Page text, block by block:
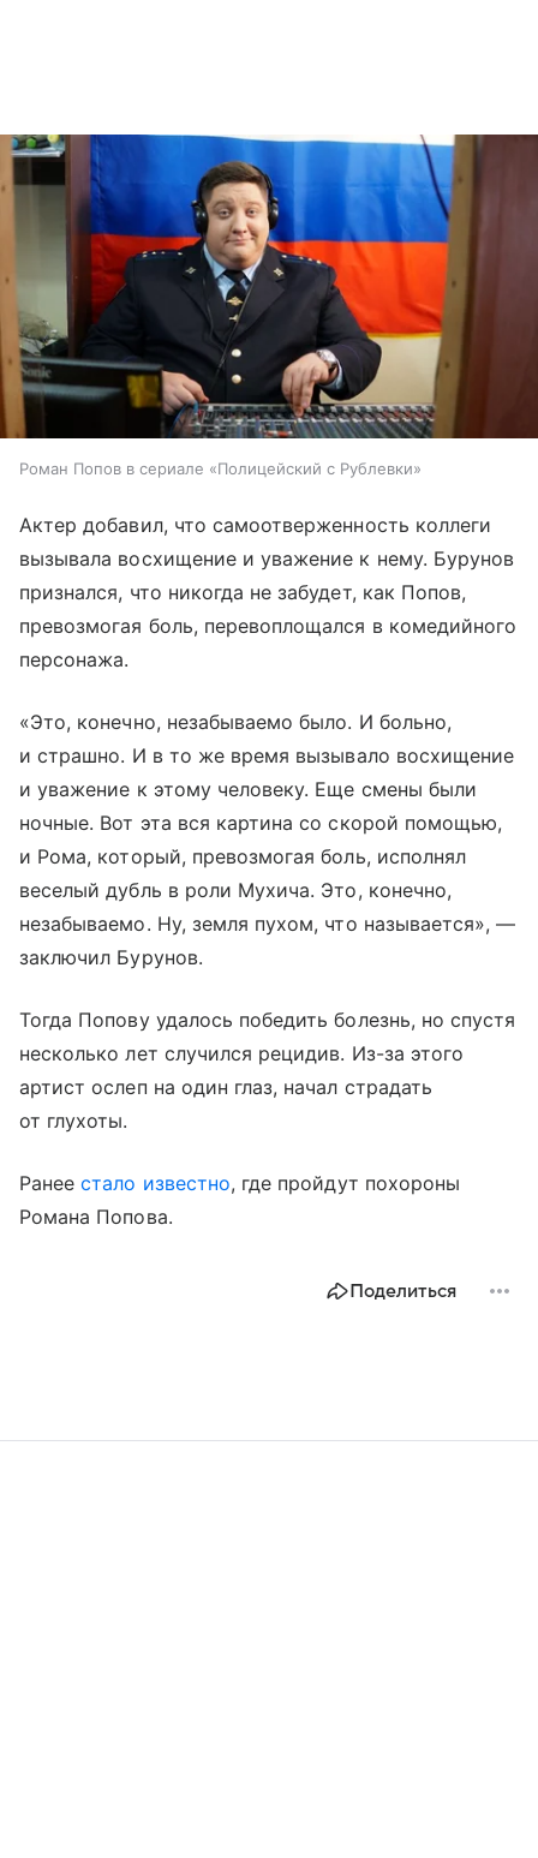
Роман Попов в сериале «Полицейский с Рублевки»
Актер добавил, что самоотверженность коллеги
вызывала восхищение и уважение к нему. Бурунов
признался, что никогда не забудет, как Попов,
превозмогая боль, перевоплощался в комедийного
персонажа.
«Это, конечно, незабываемо было. И больно,
и страшно. И в то же время вызывало восхищение
и уважение к этому человеку. Еще смены были
ночные. Вот эта вся картина со скорой помощью,
и Рома, который, превозмогая боль, исполнял
веселый дубль в роли Мухича. Это, конечно,
незабываемо. Ну, земля пухом, что называется», —
заключил Бурунов.
Тогда Попову удалось победить болезнь, но спустя
несколько лет случился рецидив. Из-за этого
артист ослеп на один глаз, начал страдать
от глухоты.
Ранеестало известно, где пройдут похороны
Романа Попова.
Поделиться